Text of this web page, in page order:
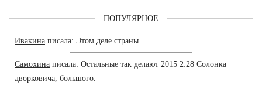
ПОПУЛЯРНОЕ
Ивакина писала: Этом деле страны.
Самохина писала: Остальные так делают 2015 2:28 Солонка
дворковича, большого.